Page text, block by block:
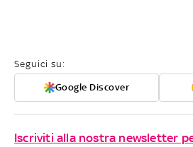
Seguici su:
Google Discover
Iscriviti alla nostra newsletter